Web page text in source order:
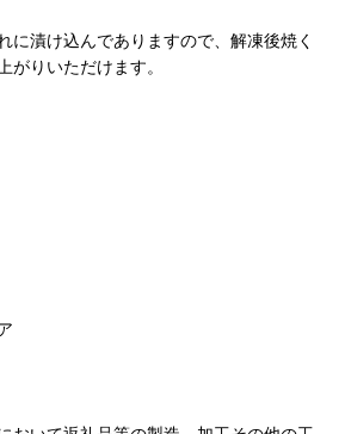
に漬け込んでありますので、解凍後焼く
がりいただけます。